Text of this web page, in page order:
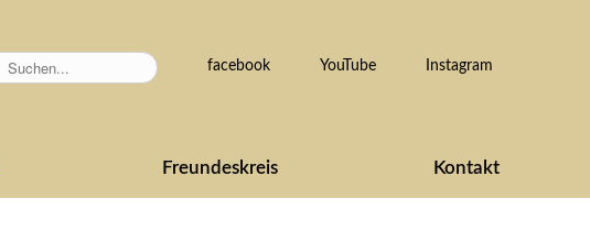
Navigation
facebook YouTube Instagram
Freundeskreis Kontakt